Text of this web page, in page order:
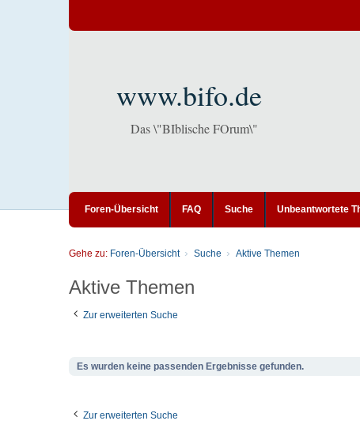
www.bifo.de
Das \"BIblische FOrum\"
Foren-Übersicht FAQ Suche Unbeantwortete
Gehe zu: Foren-Übersicht Suche Aktive Themen
Aktive Themen
Zur erweiterten Suche
Es wurden keine passenden Ergebnisse gefunden.
Zur erweiterten Suche